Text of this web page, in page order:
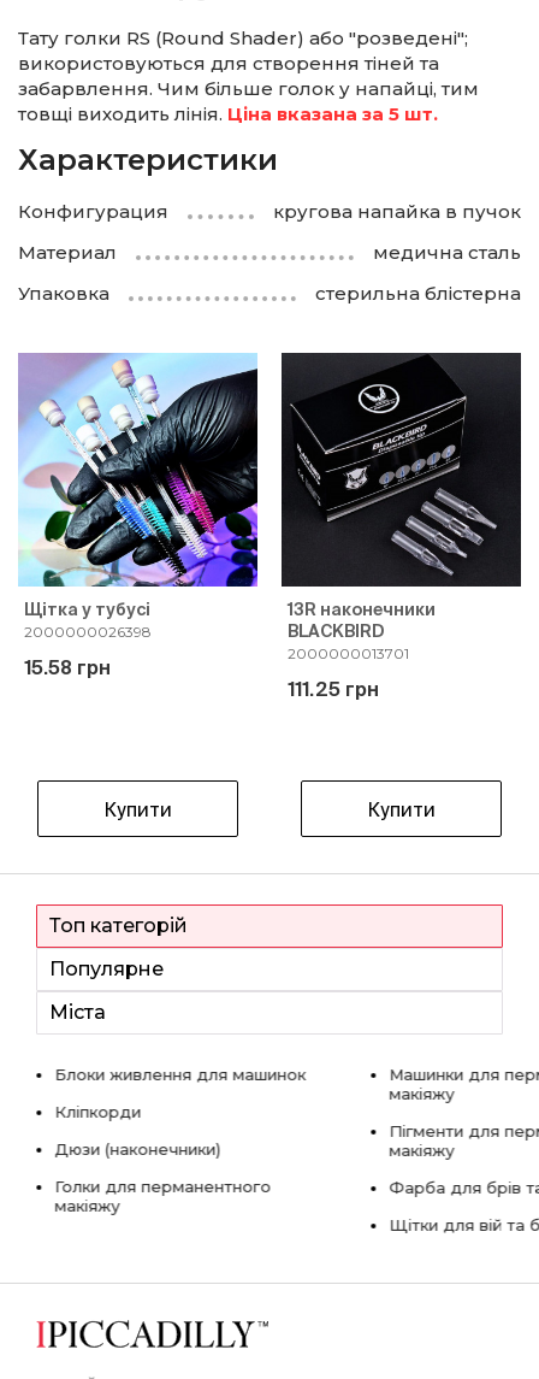
Тату голки RS (Round Shader) або "розведені";
використовуються для створення тіней та
забарвлення. Чим більше голок у напайці, тим
товщі виходить лінія. Ціна вказана за 5 шт.
Характеристики
Конфигурация
кругова напайка в пучок
Материал
медична сталь
Упаковка
стерильна блістерна
Щітка у тубусі
2000000026398
15.58 грн
Купити
13R наконечники
BLACKBIRD
2000000013701
111.25 грн
Купити
Топ категорій
Популярне
Міста
Блоки живлення для машинок
Кліпкорди
Дюзи (наконечники)
Голки для перманентного
макіяжу
Машинки для
макіяжу
Пігменти для
макіяжу
Фарба для брів
Щітки для вій та